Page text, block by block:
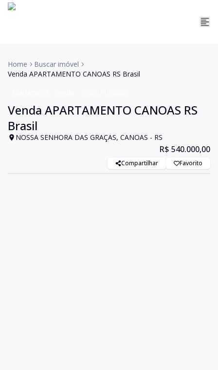
Home
Buscar imóvel
Venda APARTAMENTO CANOAS RS Brasil
Venda APARTAMENTO CANOAS RS
Brasil
NOSSA SENHORA DAS GRAÇAS, CANOAS - RS
R$ 540.000,00
Compartilhar Favorito